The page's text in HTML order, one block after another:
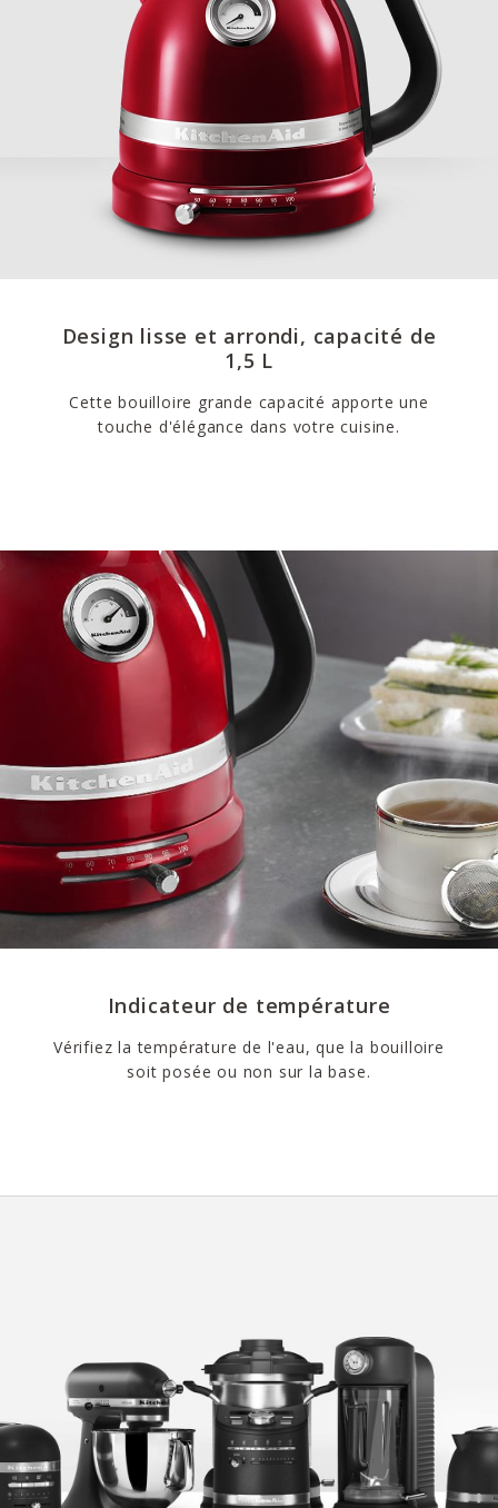
Design lisse et arrondi, capacité de
1,5 L
Cette bouilloire grande capacité apporte une
touche d'élégance dans votre cuisine.
Indicateur de température
Vérifiez la température de l'eau, que la bouilloire
soit posée ou non sur la base.